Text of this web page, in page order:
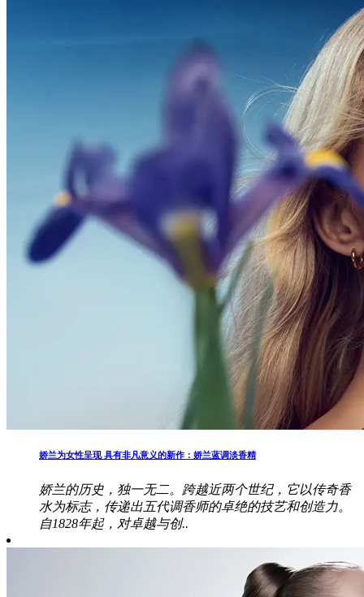
娇兰为女性呈现 具有非凡意义的新作：娇兰蓝调淡香精
娇兰的历史，独一无二。跨越近两个世纪，它以传奇香
水为标志，传递出五代调香师的卓绝的技艺和创造力。
自1828年起，对卓越与创..